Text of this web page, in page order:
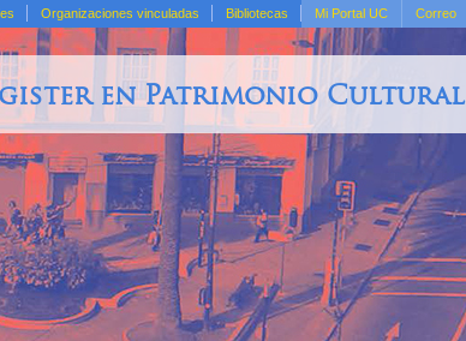
Organizaciones vinculadas Bibliotecas Mi Portal UC Correo
en Patrimonio Cultural